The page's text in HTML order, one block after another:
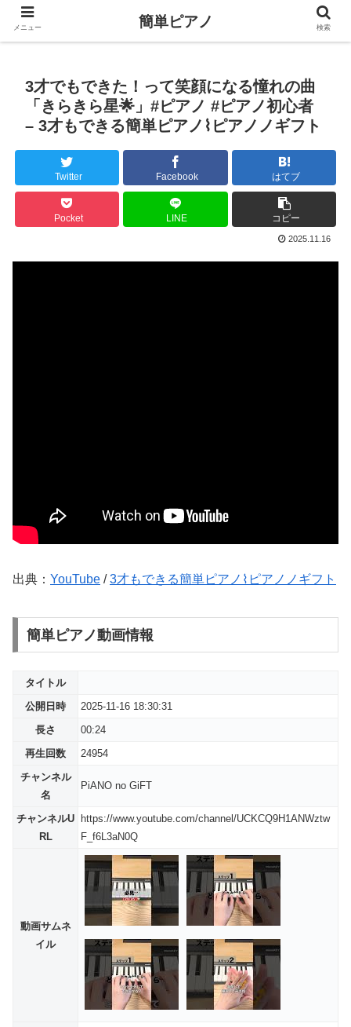
3才でもできた！って笑顔になる憧れの曲
「きらきら星🌟」#ピアノ #ピアノ初心者
– 3才もできる簡単ピアノ⌇ピアノノギフト
Twitter Facebook はてブ
Pocket LINE コピー
2025.11.16
出典： YouTube /3才もできる簡単ピアノ⌇ピアノノギフト
簡単ピアノ動画情報
タイトル
公開日時
2025-11-16 18:30:31
長さ
00:24
再生回数
24954
チャンネル
名
PiANO no GiFT
チャンネルU
RL
https://www.youtube.com/channel/UCKCQ9H1ANWztw
F_f6L3aN0Q
動画サムネ
イル
メニュー 簡単ピアノ 検索